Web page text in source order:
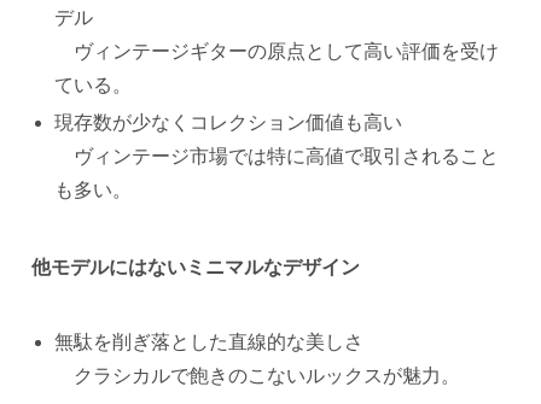
デル
ヴィンテージギターの原点として高い評価を受け
ている。
現存数が少なくコレクション価値も高い
ヴィンテージ市場では特に高値で取引されること
も多い。
他モデルにはないミニマルなデザイン
無駄を削ぎ落とした直線的な美しさ
クラシカルで飽きのこないルックスが魅力。